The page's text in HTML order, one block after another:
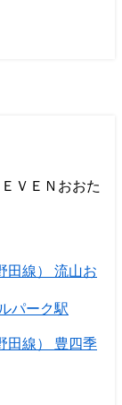
ＶＥＮおおた
田線） 流山お
パーク駅
田線） 豊四季